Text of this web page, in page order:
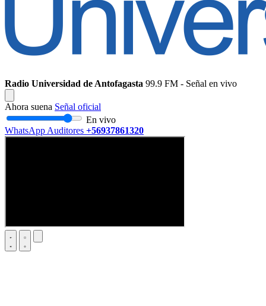
Radio Universidad de Antofagasta 99.9 FM - Señal en vivo
Ahora suena Señal oficial
En vivo
WhatsApp Auditores +56937861320